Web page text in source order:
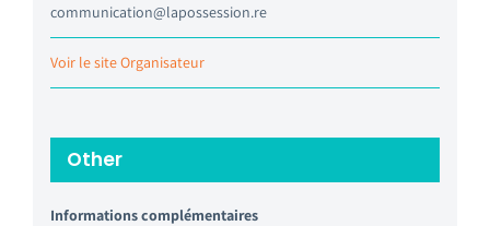
communication@lapossession.re
Voir le site Organisateur
Other
Informations complémentaires